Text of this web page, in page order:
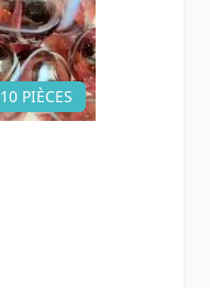
PIÈCES